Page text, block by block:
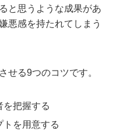
と思うような成果があ
悪感を持たれてしまう
せる9つのコツです。
を把握する
トを用意する